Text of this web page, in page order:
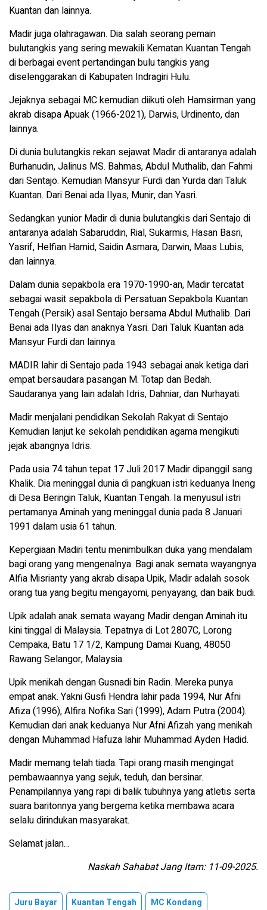
Kuantan dan lainnya.
Madir juga olahragawan. Dia salah seorang pemain
bulutangkis yang sering mewakili Kematan Kuantan Tengah
di berbagai event pertandingan bulu tangkis yang
diselenggarakan di Kabupaten Indragiri Hulu.
Jejaknya sebagai MC kemudian diikuti oleh Hamsirman yang
akrab disapa Apuak (1966-2021), Darwis, Urdinento, dan
lainnya.
Di dunia bulutangkis rekan sejawat Madir di antaranya adalah
Burhanudin, Jalinus MS. Bahmas, Abdul Muthalib, dan Fahmi
dari Sentajo. Kemudian Mansyur Furdi dan Yurda dari Taluk
Kuantan. Dari Benai ada Ilyas, Munir, dan Yasri.
Sedangkan yunior Madir di dunia bulutangkis dari Sentajo di
antaranya adalah Sabaruddin, Rial, Sukarmis, Hasan Basri,
Yasrif, Helfian Hamid, Saidin Asmara, Darwin, Maas Lubis,
dan lainnya.
Dalam dunia sepakbola era 1970-1990-an, Madir tercatat
sebagai wasit sepakbola di Persatuan Sepakbola Kuantan
Tengah (Persik) asal Sentajo bersama Abdul Muthalib. Dari
Benai ada Ilyas dan anaknya Yasri. Dari Taluk Kuantan ada
Mansyur Furdi dan lainnya.
MADIR lahir di Sentajo pada 1943 sebagai anak ketiga dari
empat bersaudara pasangan M. Totap dan Bedah.
Saudaranya yang lain adalah Idris, Dahniar, dan Nurhayati.
Madir menjalani pendidikan Sekolah Rakyat di Sentajo.
Kemudian lanjut ke sekolah pendidikan agama mengikuti
jejak abangnya Idris.
Pada usia 74 tahun tepat 17 Juli 2017 Madir dipanggil sang
Khalik. Dia meninggal dunia di pangkuan istri keduanya Ineng
di Desa Beringin Taluk, Kuantan Tengah. Ia menyusul istri
pertamanya Aminah yang meninggal dunia pada 8 Januari
1991 dalam usia 61 tahun.
Kepergiaan Madiri tentu menimbulkan duka yang mendalam
bagi orang yang mengenalnya. Bagi anak semata wayangnya
Alfia Misrianty yang akrab disapa Upik, Madir adalah sosok
orang tua yang begitu mengayomi, penyayang, dan baik budi.
Upik adalah anak semata wayang Madir dengan Aminah itu
kini tinggal di Malaysia. Tepatnya di Lot 2807C, Lorong
Cempaka, Batu 17 1/2, Kampung Damai Kuang, 48050
Rawang Selangor, Malaysia.
Upik menikah dengan Gusnadi bin Radin. Mereka punya
empat anak. Yakni Gusfi Hendra lahir pada 1994, Nur Afni
Afiza (1996), Alfira Nofika Sari (1999), Adam Putra (2004).
Kemudian dari anak keduanya Nur Afni Afizah yang menikah
dengan Muhammad Hafuza lahir Muhammad Ayden Hadid.
Madir memang telah tiada. Tapi orang masih mengingat
pembawaannya yang sejuk, teduh, dan bersinar.
Penampilannya yang rapi di balik tubuhnya yang atletis serta
suara baritonnya yang bergema ketika membawa acara
selalu dirindukan masyarakat.
Selamat jalan…
Naskah Sahabat Jang Itam: 11-09-2025.
Juru Bayar Kuantan Tengah MC Kondang